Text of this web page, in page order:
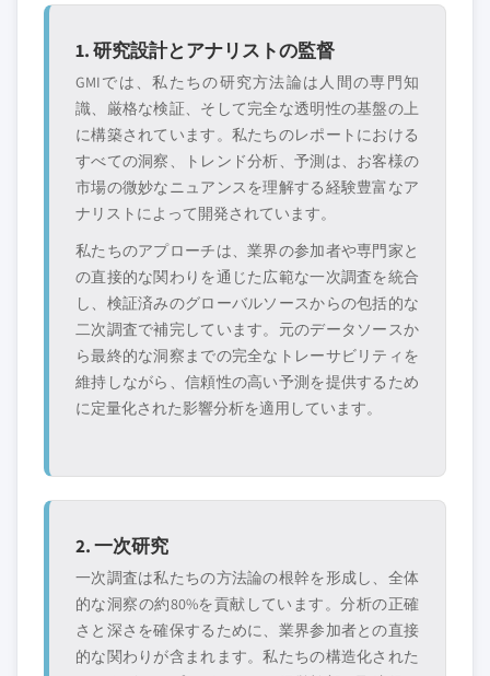
1. 研究設計とアナリストの監督
GMIでは、私たちの研究方法論は人間の専門知
識、厳格な検証、そして完全な透明性の基盤の上
に構築されています。私たちのレポートにおける
すべての洞察、トレンド分析、予測は、お客様の
市場の微妙なニュアンスを理解する経験豊富なア
ナリストによって開発されています。
私たちのアプローチは、業界の参加者や専門家と
の直接的な関わりを通じた広範な一次調査を統合
し、検証済みのグローバルソースからの包括的な
二次調査で補完しています。元のデータソースか
ら最終的な洞察までの完全なトレーサビリティを
維持しながら、信頼性の高い予測を提供するため
に定量化された影響分析を適用しています。
2. 一次研究
一次調査は私たちの方法論の根幹を形成し、全体
的な洞察の約80%を貢献しています。分析の正確
さと深さを確保するために、業界参加者との直接
的な関わりが含まれます。私たちの構造化された